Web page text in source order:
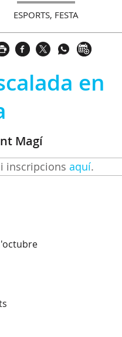
ESPORTS, FESTA
en
Magí
inscripcions aquí.